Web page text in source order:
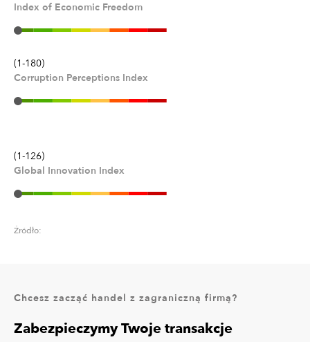
(1-180)
Corruption Perceptions Index
(1-126)
Global Innovation Index
Index of Economic Freedom
Źródło:
Chcesz zacząć handel z zagraniczną firmą?
Zabezpieczymy Twoje transakcje